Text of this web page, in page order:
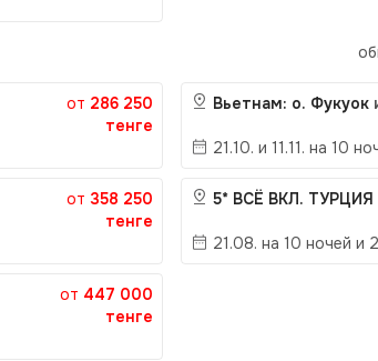
от 286 250
тенге
от 358 250
тенге
от 447 000
тенге
Вьетнам: о. Фукуок
21.10. и 11.11. на 10
5* ВСЁ ВКЛ. ТУРЦИЯ
21.08. на 10 ночей и